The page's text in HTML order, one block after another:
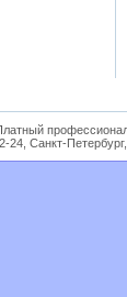
Санкт-